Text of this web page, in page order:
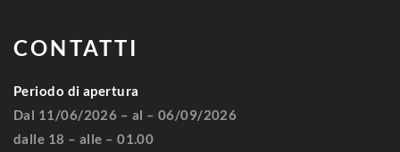
CONTATTI
Periodo di apertura
Dal 11/06/2026 – al – 06/09/2026
dalle 18 – alle – 01.00